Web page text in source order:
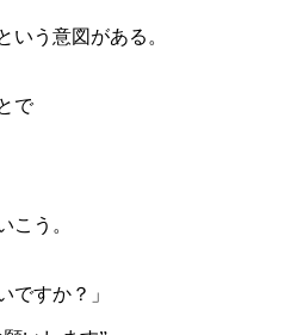
いう意図がある。
で
こう。
ですか？」